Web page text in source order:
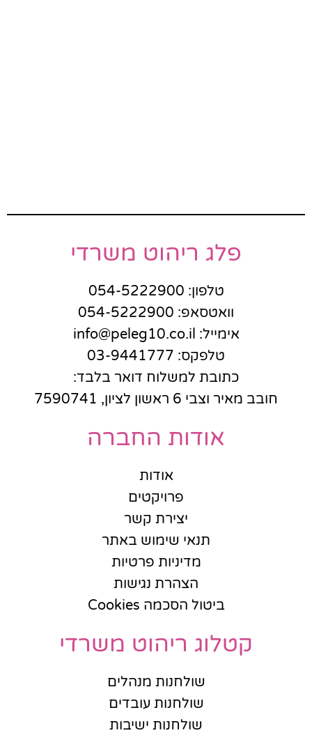
פלג ריהוט משרדי
טלפון: 054-5222900
וואטסאפ: 054-5222900
אימייל: info@peleg10.co.il
טלפקס: 03-9441777
כתובת למשלוח דואר בלבד:
חובב מאיר וצבי 6 ראשון לציון, 7590741
אודות החברה
אודות
פרויקטים
יצירת קשר
תנאי שימוש באתר
מדיניות פרטיות
הצהרת נגישות
ביטול הסכמה Cookies
קטלוג ריהוט משרדי
שולחנות מנהלים
שולחנות עובדים
שולחנות ישיבות